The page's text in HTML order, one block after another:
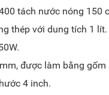
tách nước nóng 150
thép với dung tích 1 lít.
được làm bằng gốm
4 inch.